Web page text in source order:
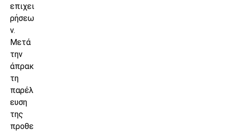
επιχει
ρήσεω
ν.
Μετά
την
άπρακ
τη
παρέλ
ευση
της
προθε